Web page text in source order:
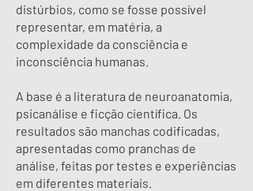
distúrbios, como se fosse possível
representar, em matéria, a
complexidade da consciência e
inconsciência humanas.
A base é a literatura de neuroanatomia,
psicanálise e ficção científica. Os
resultados são manchas codificadas,
apresentadas como pranchas de
análise, feitas por testes e experiências
em diferentes materiais.